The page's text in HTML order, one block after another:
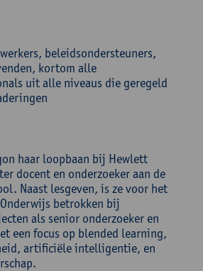
beleidsondersteuners,
kortom alle
uit alle niveaus die geregeld
haar loopbaan bij Hewlett
docent en onderzoeker aan de
Naast lesgeven, is ze voor het
betrokken bij
als senior onderzoeker en
een focus op blended learning,
artificiële intelligentie, en